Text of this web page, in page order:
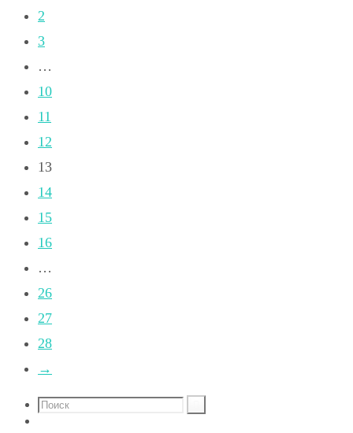
2
3
…
10
11
12
13
14
15
16
…
26
27
28
→